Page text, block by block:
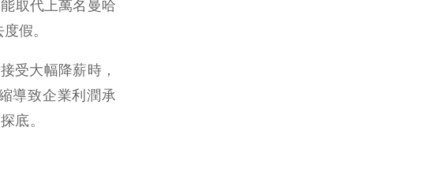
取代上萬名曼哈
假。
受大幅降薪時，
導致企業利潤承
底。